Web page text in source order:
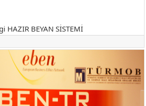
HAZIR BEYAN SİSTEMİ